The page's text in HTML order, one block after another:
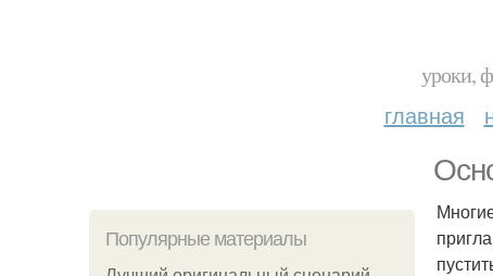
уроки,
главная
Популярные материалы